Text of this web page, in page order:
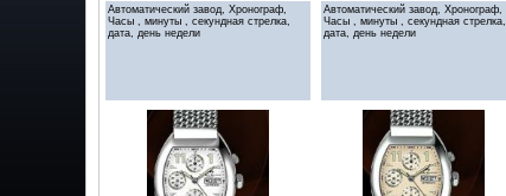
Автоматический завод, Хронограф,
Часы , минуты , секундная стрелка,
дата, день недели
Автоматический завод, Хронограф,
Часы , минуты , секундная стрелка,
дата, день недели